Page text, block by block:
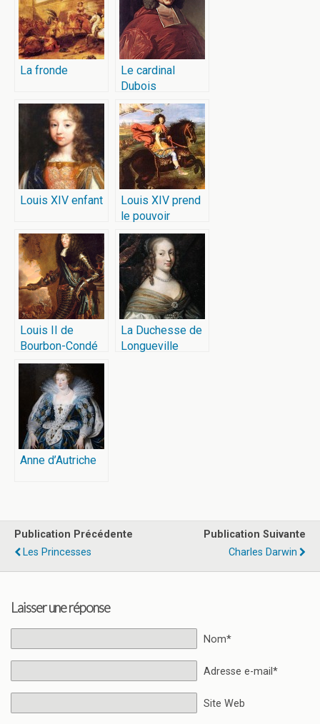
La fronde
Le cardinal
Dubois
Louis XIV enfant
Louis XIV prend
le pouvoir
Louis II de
Bourbon-Condé
dit le Grand
Condé
La Duchesse de
Longueville
Anne d’Autriche
Publication Précédente
Les Princesses
Publication Suivante
Charles Darwin
Laisser une réponse
Nom*
Adresse e-mail*
Site Web